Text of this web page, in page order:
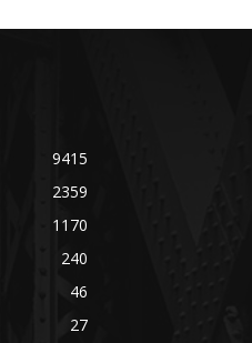
9415
2359
1170
240
46
27